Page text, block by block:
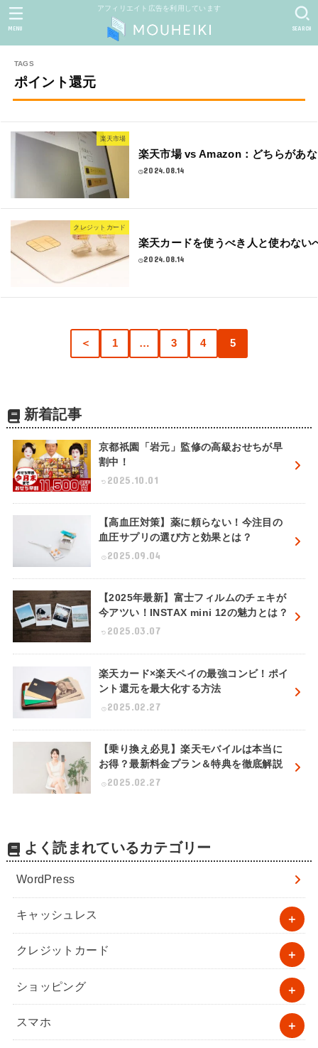
アフィリエイト広告を利用しています
SEARCH
MENU
ポイント還元
楽天市場
楽天市場 vs Amazon：どちらがあ
2024.08.14
クレジットカード
楽天カードを使うべき人と使わない
2024.08.14
＜ 1 … 3 4 5
新着記事
京都祇園「岩元」監修の高級おせちが早
割中！
2025.10.01
【高血圧対策】薬に頼らない！今注目の
血圧サプリの選び方と効果とは？
2025.09.04
【2025年最新】富士フィルムのチェキが
今アツい！INSTAX mini 12の魅力とは？
2025.03.07
楽天カード×楽天ペイの最強コンビ！ポイ
ント還元を最大化する方法
2025.02.27
【乗り換え必見】楽天モバイルは本当に
お得？最新料金プラン＆特典を徹底解説
2025.02.27
よく読まれているカテゴリー
WordPress
キャッシュレス
クレジットカード
ショッピング
スマホ